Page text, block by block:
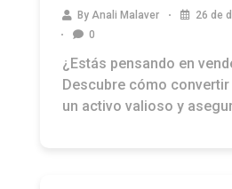
By Anali Malaver
26 de
0
¿Estás pensando en
Descubre cómo
un activo valioso y